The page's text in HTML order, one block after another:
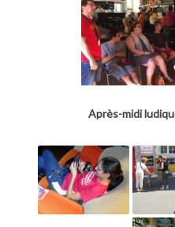
Après-midi